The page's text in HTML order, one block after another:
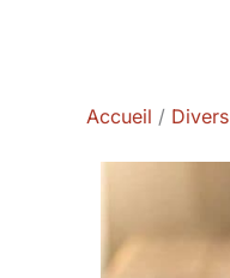
Accueil Divers